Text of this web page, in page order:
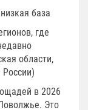
база
где
области,
в 2026
Это